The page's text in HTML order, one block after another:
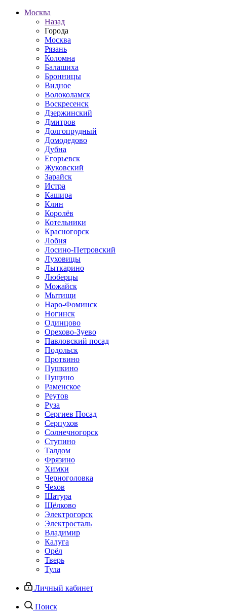
Москва
Назад
Города
Москва
Рязань
Коломна
Балашиха
Бронницы
Видное
Волоколамск
Воскресенск
Дзержинский
Дмитров
Долгопрудный
Домодедово
Дубна
Егорьевск
Жуковский
Зарайск
Истра
Кашира
Клин
Королёв
Котельники
Красногорск
Лобня
Лосино-Петровский
Луховицы
Лыткарино
Люберцы
Можайск
Мытищи
Наро-Фоминск
Ногинск
Одинцово
Орехово-Зуево
Павловский посад
Подольск
Протвино
Пушкино
Пущино
Раменское
Реутов
Руза
Сергиев Посад
Серпухов
Солнечногорск
Ступино
Талдом
Фрязино
Химки
Черноголовка
Чехов
Шатура
Щёлково
Электрогорск
Электросталь
Владимир
Калуга
Орёл
Тверь
Тула
Личный кабинет
Поиск